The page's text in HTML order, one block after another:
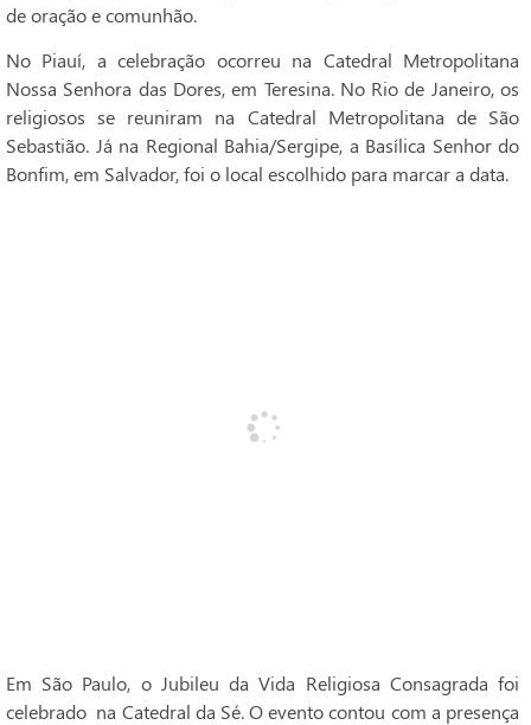
de oração e comunhão.
No Piauí, a celebração ocorreu na Catedral Metropolitana
Nossa Senhora das Dores, em Teresina. No Rio de Janeiro, os
religiosos se reuniram na Catedral Metropolitana de São
Sebastião. Já na Regional Bahia/Sergipe, a Basílica Senhor do
Bonfim, em Salvador, foi o local escolhido para marcar a data.
Em São Paulo, o Jubileu da Vida Religiosa Consagrada foi
celebrado na Catedral da Sé. O evento contou com a presença